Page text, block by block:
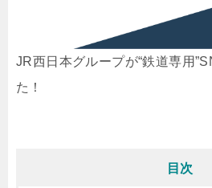
JR西日本グループが“鉄道専用
た！
目次